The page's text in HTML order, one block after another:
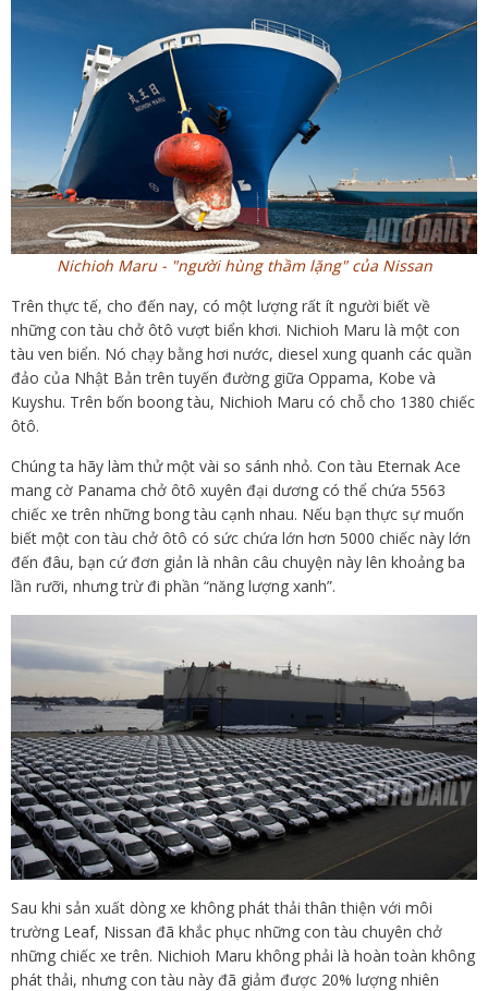
Nichioh Maru - "người hùng thầm lặng" của Nissan
Trên thực tế, cho đến nay, có một lượng rất ít người biết về
những con tàu chở ôtô vượt biển khơi. Nichioh Maru là một con
tàu ven biển. Nó chạy bằng hơi nước, diesel xung quanh các quần
đảo của Nhật Bản trên tuyến đường giữa Oppama, Kobe và
Kuyshu. Trên bốn boong tàu, Nichioh Maru có chỗ cho 1380 chiếc
ôtô.
Chúng ta hãy làm thử một vài so sánh nhỏ. Con tàu Eternak Ace
mang cờ Panama chở ôtô xuyên đại dương có thể chứa 5563
chiếc xe trên những bong tàu cạnh nhau. Nếu bạn thực sự muốn
biết một con tàu chở ôtô có sức chứa lớn hơn 5000 chiếc này lớn
đến đâu, bạn cứ đơn giản là nhân câu chuyện này lên khoảng ba
lần rưỡi, nhưng trừ đi phần “năng lượng xanh”.
Sau khi sản xuất dòng xe không phát thải thân thiện với môi
trường Leaf, Nissan đã khắc phục những con tàu chuyên chở
những chiếc xe trên. Nichioh Maru không phải là hoàn toàn không
phát thải, nhưng con tàu này đã giảm được 20% lượng nhiên